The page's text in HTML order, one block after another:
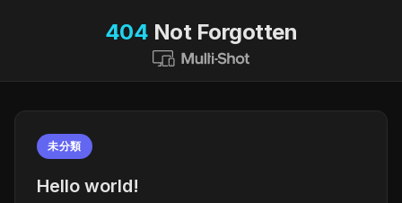
404 Not Forgotten
未分類
Hello world!